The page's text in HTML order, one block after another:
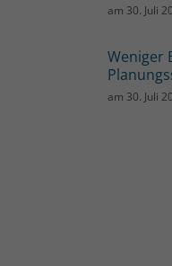
am 30. Juli
Weniger
am 30. Juli